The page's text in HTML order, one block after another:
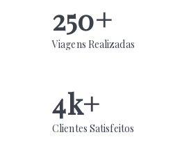
250+
Viagens Realizadas
4k+
Clientes Satisfeitos